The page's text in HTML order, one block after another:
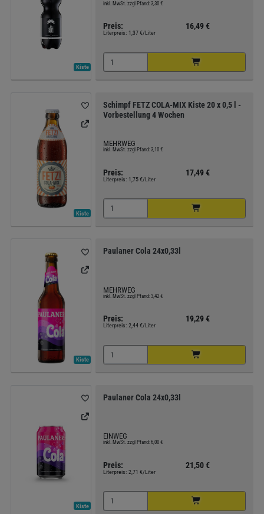
Kiste
inkl. MwSt. zzgl Pfand: 3,30 €
Preis: 16,49 €
Literpreis: 1,37 €/Liter
Kiste
Schimpf FETZ COLA-MIX Kiste 20 x 0,5 l -
Vorbestellung 4 Wochen
MEHRWEG
inkl. MwSt. zzgl Pfand: 3,10 €
Preis: 17,49 €
Literpreis: 1,75 €/Liter
Kiste
Paulaner Cola 24x0,33l
MEHRWEG
inkl. MwSt. zzgl Pfand: 3,42 €
Preis: 19,29 €
Literpreis: 2,44 €/Liter
Kiste
Paulaner Cola 24x0,33l
EINWEG
inkl. MwSt. zzgl Pfand: 6,00 €
Preis: 21,50 €
Literpreis: 2,71 €/Liter